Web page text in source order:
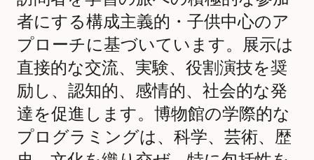
者にする構成主義的・子供中心のア
プローチに基づいています。展示は
直接的な交流、実験、役割演技を奨
励し、認知的、感情的、社会的な発
達を促進します。博物館の学際的な
プログラミングは、科学、芸術、歴